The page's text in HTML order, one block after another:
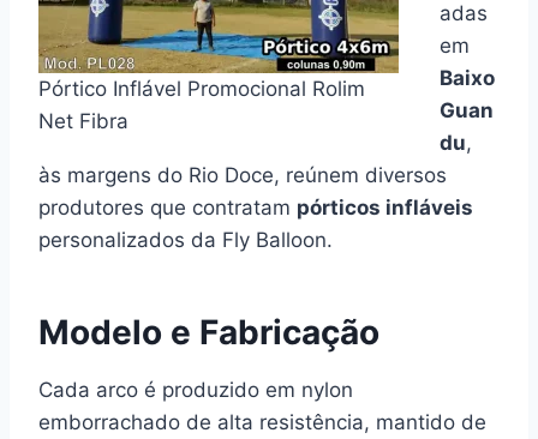
Pórtico Inflável Promocional Rolim
Net Fibra
adas
em
Baixo
Guan
du,
às margens do Rio Doce, reúnem diversos
produtores que contratam pórticos infláveis
personalizados da Fly Balloon.
Modelo e Fabricação
Cada arco é produzido em nylon
emborrachado de alta resistência, mantido de